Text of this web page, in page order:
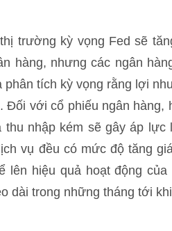
trường kỳ vọng Fed sẽ
hàng, nhưng các ngân
phân tích kỳ vọng rằng lợi
Đối với cổ phiếu ngân hàng,
nhập kém sẽ gây áp
vụ đều có mức độ tăng
lên hiệu quả hoạt động
dài trong những tháng tới